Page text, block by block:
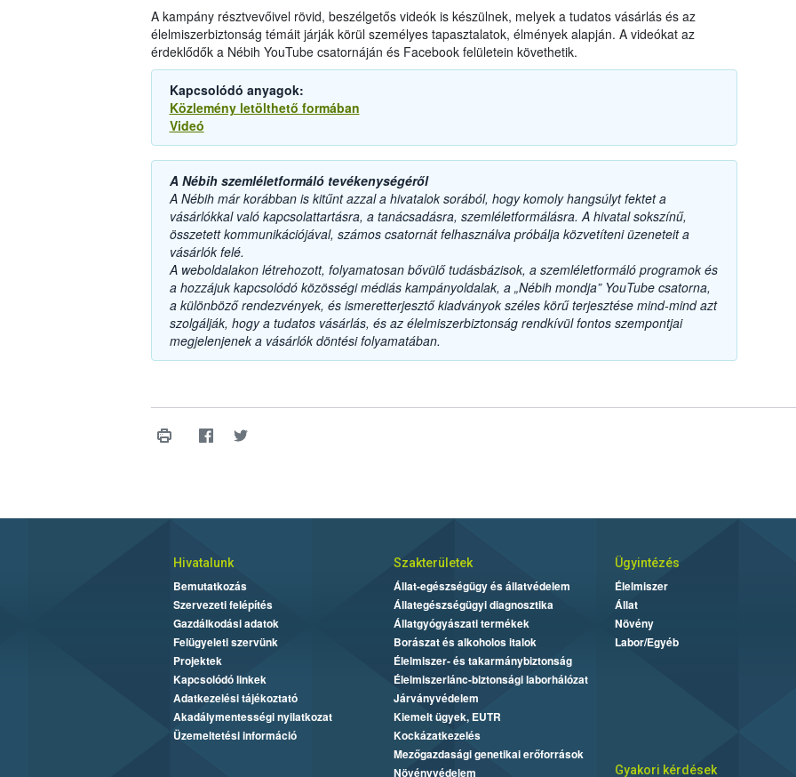
A kampány résztvevőivel rövid, beszélgetős videók is készülnek, melyek a tudatos vásárlás és az
élelmiszerbiztonság témáit járják körül személyes tapasztalatok, élmények alapján. A videókat az
érdeklődők a Nébih YouTube csatornáján és Facebook felületein követhetik.
Kapcsolódó anyagok:
Közlemény letölthető formában
Videó
A Nébih szemléletformáló tevékenységéről
A Nébih már korábban is kitűnt azzal a hivatalok sorából, hogy komoly hangsúlyt fektet a
vásárlókkal való kapcsolattartásra, a tanácsadásra, szemléletformálásra. A hivatal sokszínű,
összetett kommunikációjával, számos csatornát felhasználva próbálja közvetíteni üzeneteit a
vásárlók felé.
A weboldalakon létrehozott, folyamatosan bővülő tudásbázisok, a szemléletformáló programok és
a hozzájuk kapcsolódó közösségi médiás kampányoldalak, a „Nébih mondja” YouTube csatorna,
a különböző rendezvények, és ismeretterjesztő kiadványok széles körű terjesztése mind-mind azt
szolgálják, hogy a tudatos vásárlás, és az élelmiszerbiztonság rendkívül fontos szempontjai
megjelenjenek a vásárlók döntési folyamatában.
Hivatalunk
Bemutatkozás
Szervezeti felépítés
Gazdálkodási adatok
Felügyeleti szervünk
Projektek
Kapcsolódó linkek
Adatkezelési tájékoztató
Akadálymentességi nyilatkozat
Üzemeltetési információ
Szakterületek
Állat-egészségügy és állatvédelem
Állategészségügyi diagnosztika
Állatgyógyászati termékek
Borászat és alkoholos italok
Élelmiszer- és takarmánybiztonság
Élelmiszerlánc-biztonsági laborhálózat
Járványvédelem
Kiemelt ügyek, EUTR
Kockázatkezelés
Mezőgazdasági genetikai erőforrások
Növényvédelem
Ügyintézés
Élelmiszer
Állat
Növény
Labor/Egyéb
Gyakori kérdések